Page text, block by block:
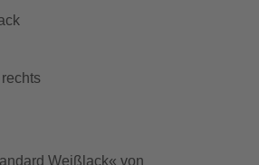
Weißlack« von